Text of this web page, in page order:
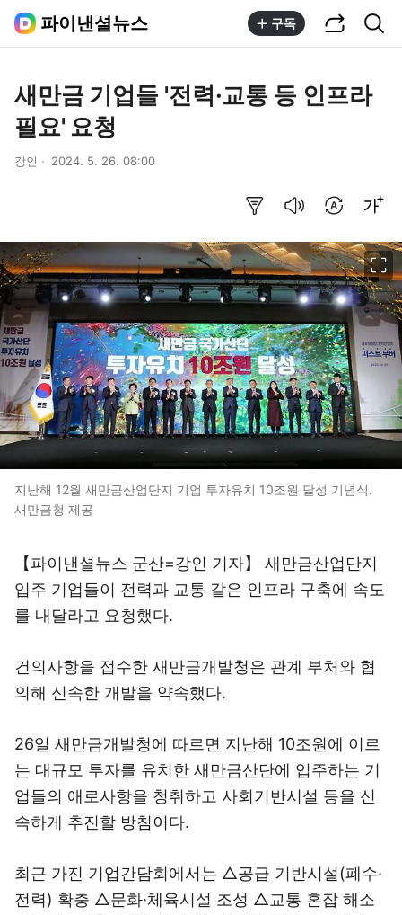
파이낸셜뉴스 구독
새만금 기업들 '전력·교통 등 인프라
필요' 요청
강인 2024. 5. 26. 08:00
지난해 12월 새만금산업단지 기업 투자유치 10조원 달성 기념식.
새만금청 제공
【파이낸셜뉴스 군산=강인 기자】 새만금산업단지
입주 기업들이 전력과 교통 같은 인프라 구축에 속도
를 내달라고 요청했다.
건의사항을 접수한 새만금개발청은 관계 부처와 협
의해 신속한 개발을 약속했다.
26일 새만금개발청에 따르면 지난해 10조원에 이르
는 대규모 투자를 유치한 새만금산단에 입주하는 기
업들의 애로사항을 청취하고 사회기반시설 등을 신
속하게 추진할 방침이다.
최근 가진 기업간담회에서는 △공급 기반시설(폐수·
전력) 확충 △문화·체육시설 조성 △교통 혼잡 해소